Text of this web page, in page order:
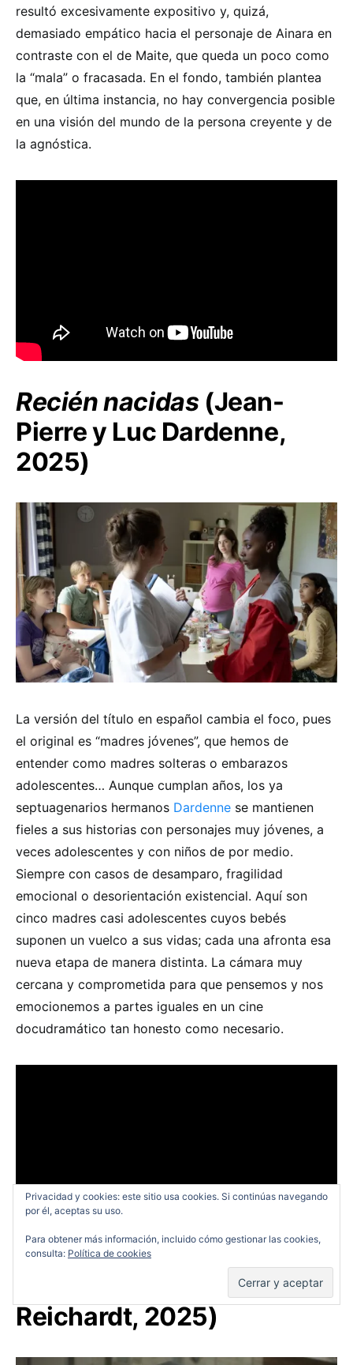
resultó excesivamente expositivo y, quizá,
demasiado empático hacia el personaje de Ainara en
contraste con el de Maite, que queda un poco como
la “mala” o fracasada. En el fondo, también plantea
que, en última instancia, no hay convergencia posible
en una visión del mundo de la persona creyente y de
la agnóstica.
Recién nacidas (Jean-
Pierre y Luc Dardenne,
2025)
La versión del título en español cambia el foco, pues
el original es “madres jóvenes”, que hemos de
entender como madres solteras o embarazos
adolescentes… Aunque cumplan años, los ya
septuagenarios hermanos Dardenne se mantienen
fieles a sus historias con personajes muy jóvenes, a
veces adolescentes y con niños de por medio.
Siempre con casos de desamparo, fragilidad
emocional o desorientación existencial. Aquí son
cinco madres casi adolescentes cuyos bebés
suponen un vuelco a sus vidas; cada una afronta esa
nueva etapa de manera distinta. La cámara muy
cercana y comprometida para que pensemos y nos
emocionemos a partes iguales en un cine
docudramático tan honesto como necesario.
(Kelly
Reichardt, 2025)
Privacidad y cookies: este sitio usa cookies. Si continúas navegando
por él, aceptas su uso.
Para obtener más información, incluido cómo gestionar las cookies,
consulta: Política de cookies